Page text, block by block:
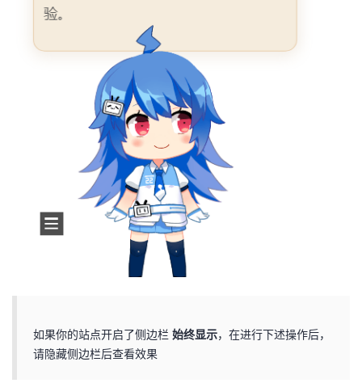
如果你的站点开启了侧边栏 始终显示，在进行下述操作后，
请隐藏侧边栏后查看效果